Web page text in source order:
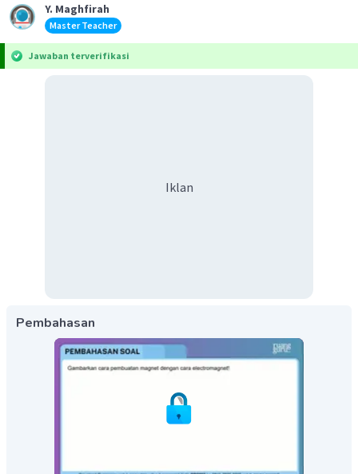
Y. Maghfirah
Master Teacher
Jawaban terverifikasi
Iklan
Pembahasan